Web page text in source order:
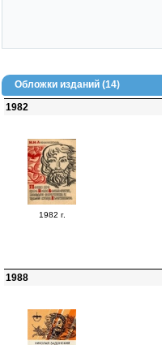
Обложки изданий (14)
1982
1982 г.
1988